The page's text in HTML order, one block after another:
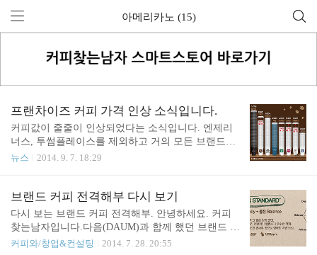
아메리카노 (15)
프랜차이즈 커피 가격 인상 소식입니다.
커피값이 줄줄이 인상되었다는 소식입니다. 엔제리
너스, 투썸플레이스를 제외하고 거의 모든 브랜드가
최근 가격을 인상했습니다. 특히 폴 바셋의 아메리카
와는 거의 1,000원에 가까운 차이를 보이고 있습니
다. 특히, 아메리카노를 제외한 메뉴의 주요한 프랜
차이즈의 가격은 이제 4,000원대를 지나 5,000원대로
진입하는 것 같습니다. 관련 기사 : http://news.mtn.co.
kr/newscenter/news_viewer.mtn?gidx=201409041517219
뉴스 2014. 9. 7. 18:29
브랜드 커피 전격해부 다시 보기
다시 보는 브랜드 커피 전격해부. 안녕하세요. 커피
찾는남자입니다.다음(DAUM)과 함께 했던 브랜드 커
피 전격해부 시리즈는 작성하면서 힘들었지만 참 재
커피와/창업&컨설팅 2014. 7. 28. 20:55